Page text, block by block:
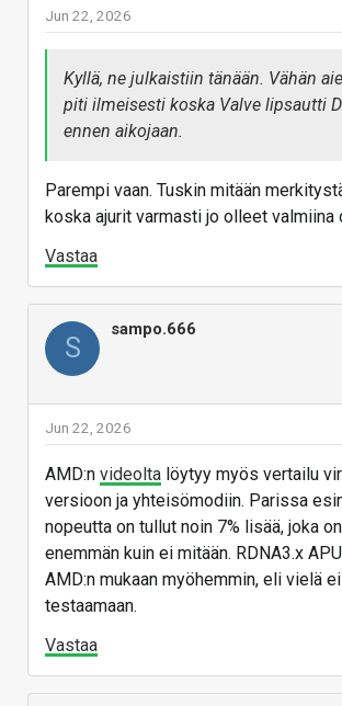
Jun 22, 2026
Kyllä, ne julkaistiin tänään. Vähän
piti ilmeisesti koska Valve lipsautti
ennen aikojaan.
Parempi vaan. Tuskin mitään
koska ajurit varmasti jo olleet valmiina
Vastaa
S
sampo.666
Jun 22, 2026
AMD:n videolta löytyy myös vertailu
versioon ja yhteisömodiin. Parissa
nopeutta on tullut noin 7% lisää, joka
enemmän kuin ei mitään. RDNA3.x
AMD:n mukaan myöhemmin, eli vielä
testaamaan.
Vastaa